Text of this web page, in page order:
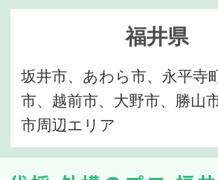
福井県
坂井市、あわら市、永平寺
市、越前市、大野市、勝山
市周辺エリア